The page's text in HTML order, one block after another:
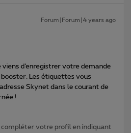
Forum|Forum|4 years ago
d’enregistrer votre demande
Les étiquettes vous
Skynet dans le courant de
!
votre profil en indiquant